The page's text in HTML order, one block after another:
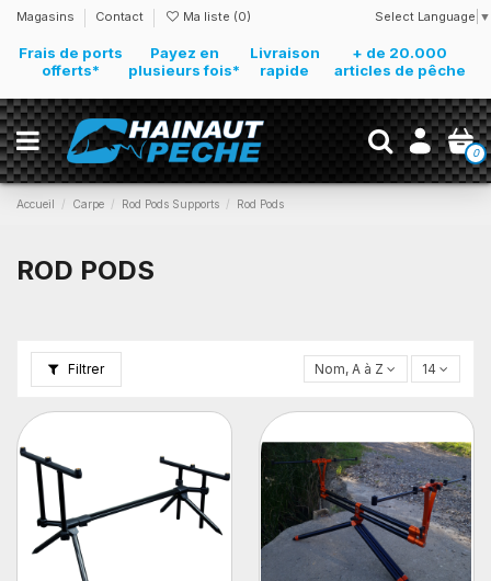
Magasins Contact Ma liste (0) Select Language ▼
Frais de ports
offerts*
Payez en
plusieurs fois*
Livraison
rapide
+ de 20.000
articles de pêche
0
Accueil Carpe Rod Pods Supports Rod Pods
ROD PODS
Filtrer Nom, A à Z 14